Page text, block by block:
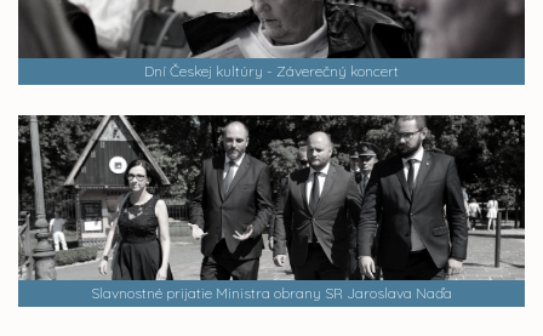
Dní Českej kultúry - Záverečný koncert
Slavnostné prijatie Ministra obrany SR Jaroslava Naďa